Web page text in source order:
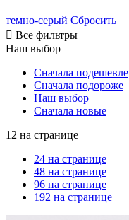
темно-серый Сбросить
 Все фильтры
Наш выбор
Сначала подешевле
Сначала подороже
Наш выбор
Сначала новые
12 на странице
24 на странице
48 на странице
96 на странице
192 на странице